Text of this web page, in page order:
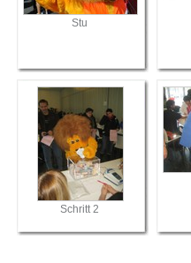
Stu
Schritt 2